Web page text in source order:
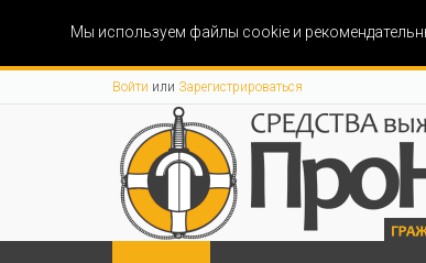
Мы используем файлы cookie и
Войти или Зарегистрироваться